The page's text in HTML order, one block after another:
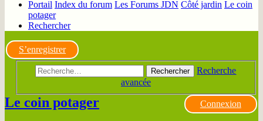
Portail Index du forum Les Forums JDN Côté jardin Le coin
potager
Rechercher
S’enregistrer
Rechercher
Recherche
avancée
Connexion
Le coin potager